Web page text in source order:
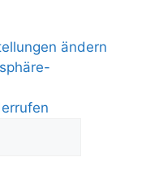
ändern